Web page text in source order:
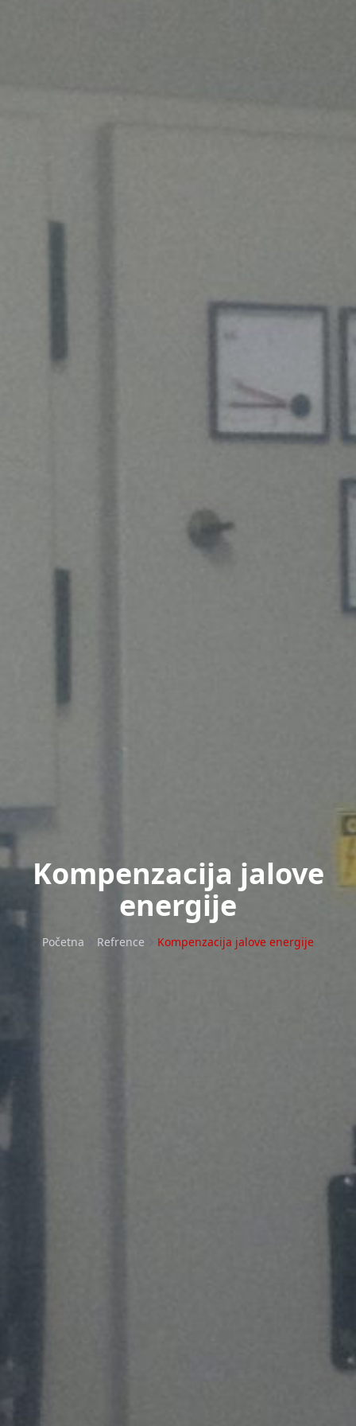
Kompenzacija jalove
energije
Početna Refrence Kompenzacija jalove energije